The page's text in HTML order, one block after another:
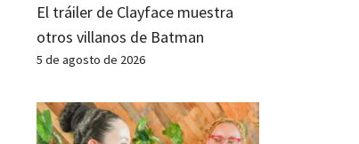
El tráiler de Clayface muestra
otros villanos de Batman
5 de agosto de 2026